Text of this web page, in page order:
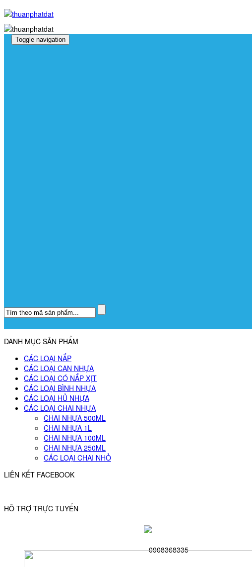
Toggle navigation
DANH MỤC SẢN PHẨM
CÁC LOẠI NẮP
CÁC LOẠI CAN NHỰA
CÁC LOẠI CÓ NẮP XỊT
CÁC LOẠI BÌNH NHỰA
CÁC LOẠI HỦ NHỰA
CÁC LOẠI CHAI NHỰA
CHAI NHỰA 500ML
CHAI NHỰA 1L
CHAI NHỰA 100ML
CHAI NHỰA 250ML
CÁC LOẠI CHAI NHỎ
LIÊN KẾT FACEBOOK
HỖ TRỢ TRỰC TUYẾN
0908368335